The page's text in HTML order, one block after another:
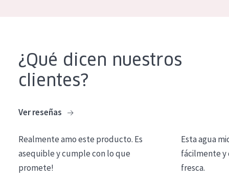
COLECCIÓN
Essentials
Expert
TIPO DE PIEL
Piel sensible
¿Qué dicen nuestros
clientes?
Ver reseñas
Realmente amo este producto. Es
asequible y cumple con lo que
promete!
Esta agua
fácilmente y
fresca.